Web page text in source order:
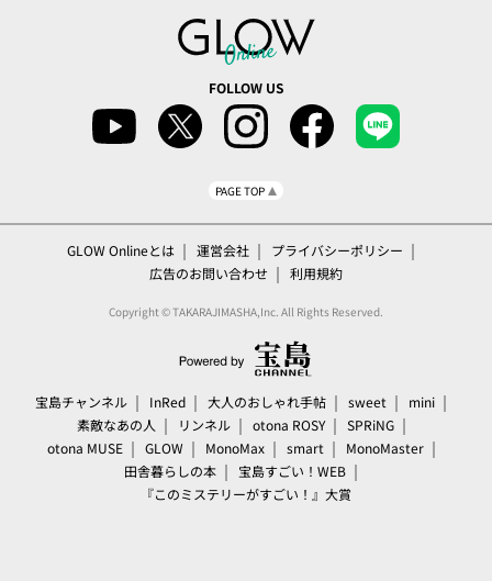
FOLLOW US
PAGE TOP
GLOW Onlineとは 運営会社
プライバシーポリシー
広告のお問い合わせ
利用規約
Copyright © TAKARAJIMASHA,Inc. All Rights Reserved.
宝島チャンネル InRed 大人のおしゃれ手帖 sweet
mini
素敵なあの人
リンネル otona ROSY
SPRiNG
otona MUSE
GLOW MonoMax smart
MonoMaster
田舎暮らしの本
宝島すごい！WEB
『このミステリーがすごい！』大賞